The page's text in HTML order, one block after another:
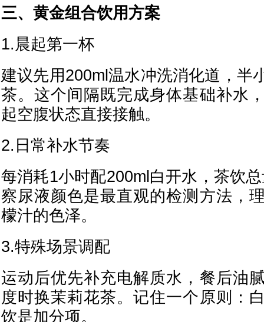
三、黄金组合饮用方案
1.晨起第一杯
建议先用200ml温水冲洗消化道，半
茶。这个间隔既完成身体基础补水
起空腹状态直接接触。
2.日常补水节奏
每消耗1小时配200ml白开水，茶饮
察尿液颜色是最直观的检测方法，
檬汁的色泽。
3.特殊场景调配
运动后优先补充电解质水，餐后油
度时换茉莉花茶。记住一个原则：
饮是加分项。